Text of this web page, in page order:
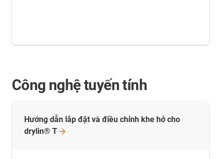
Công nghệ tuyến tính
Hướng dẫn lắp đặt và điều chỉnh khe hở cho
drylin® T